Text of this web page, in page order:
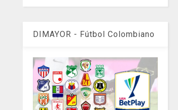
DIMAYOR - Fútbol Colombiano